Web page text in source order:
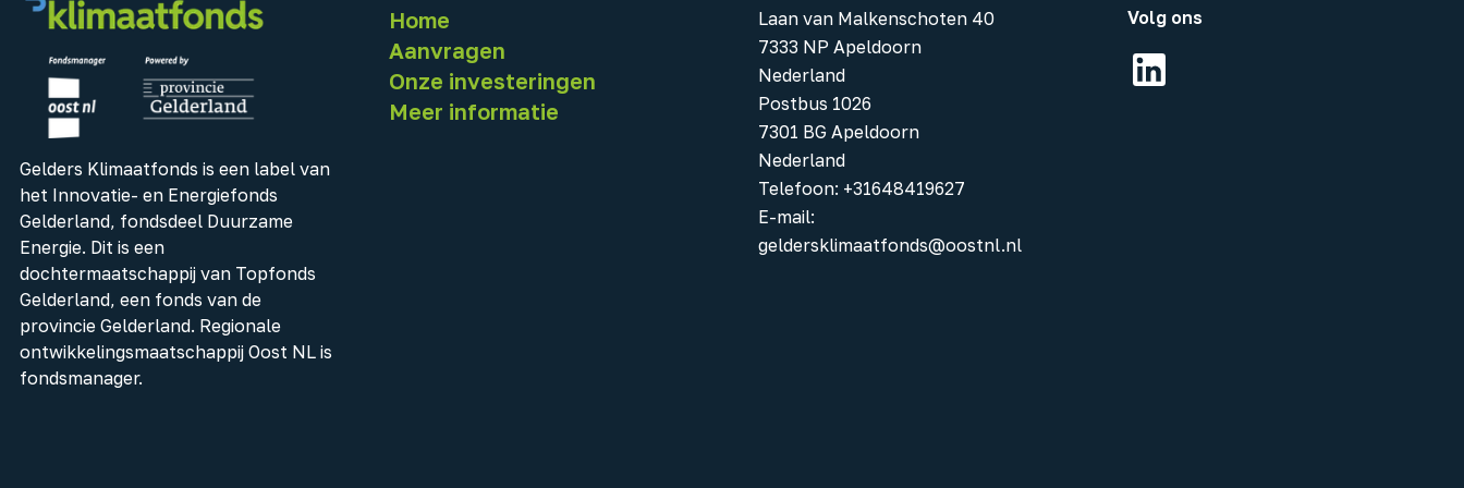
Gelders Klimaatfonds is een label van
het Innovatie- en Energiefonds
Gelderland, fondsdeel Duurzame
Energie. Dit is een
dochtermaatschappij van Topfonds
Gelderland, een fonds van de
provincie Gelderland. Regionale
ontwikkelingsmaatschappij Oost NL is
fondsmanager.
Home
Aanvragen
Onze investeringen
Meer informatie
Laan van Malkenschoten 40
7333 NP Apeldoorn
Nederland
Postbus 1026
7301 BG Apeldoorn
Nederland
Telefoon: +31648419627
E-mail:
geldersklimaatfonds@oostnl.nl
Volg ons